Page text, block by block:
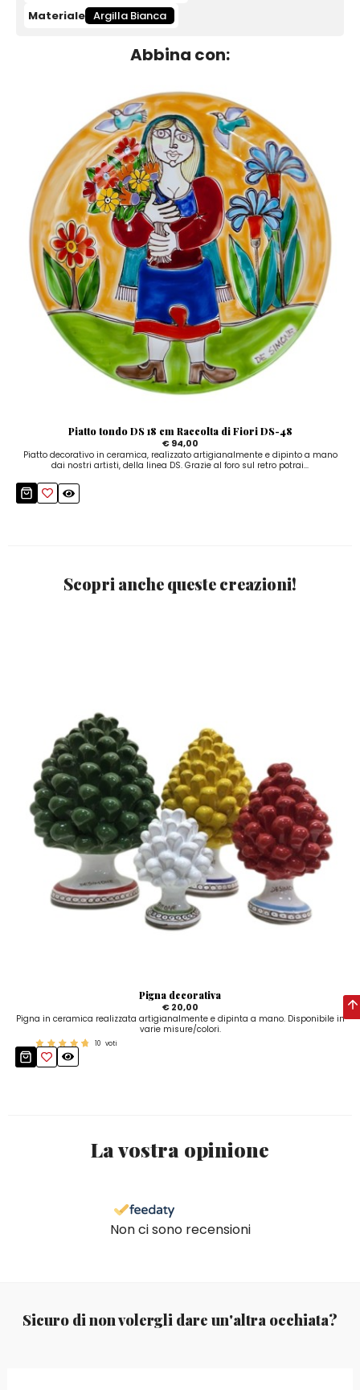
Materiale Argilla Bianca
Abbina con:
Piatto tondo DS 18 cm Raccolta di Fiori DS-48
€ 94,00
Piatto decorativo in ceramica, realizzato artigianalmente e dipinto a mano
dai nostri artisti, della linea DS. Grazie al foro sul retro potrai...
Scopri anche queste creazioni!
Pigna decorativa
€ 20,00
Pigna in ceramica realizzata artigianalmente e dipinta a mano. Disponibile in
varie misure/colori.
10 voti
La vostra opinione
Non ci sono recensioni
Sicuro di non volergli dare un'altra occhiata?